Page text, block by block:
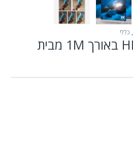
, כללי
כבל HDMI 2.1 8K באורך 1M מבית